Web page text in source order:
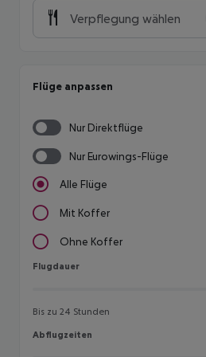
Verpflegung wählen
Flüge anpassen
Nur Direktflüge
Nur Eurowings-Flüge
Alle Flüge
Mit Koffer
Ohne Koffer
Flugdauer
Flugdauer
Bis zu 24 Stunden
Abflugzeiten
Abflugzeiten